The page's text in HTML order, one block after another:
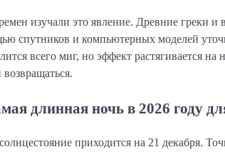
изучали это явление. Древние греки
спутников и компьютерных моделей
всего миг, но эффект растягивается
возвращаться.
длинная ночь в 2026 году
приходится на 21 декабря.